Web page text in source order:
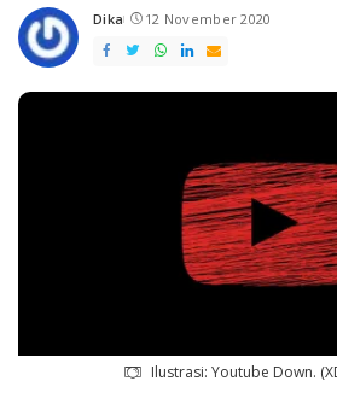
Posted
by
Dika 12 November 2020
Ilustrasi: Youtube Down.